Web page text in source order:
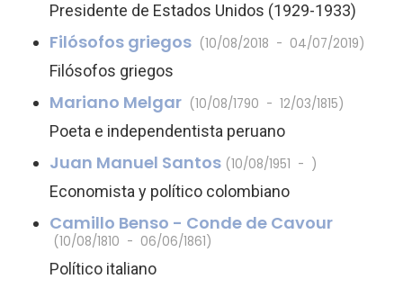
Presidente de Estados Unidos (1929-1933)
Filósofos griegos (10/08/2018 - 04/07/2019)
Filósofos griegos
Mariano Melgar (10/08/1790 - 12/03/1815)
Poeta e independentista peruano
Juan Manuel Santos (10/08/1951 - )
Economista y político colombiano
Camillo Benso - Conde de Cavour
(10/08/1810 - 06/06/1861)
Político italiano